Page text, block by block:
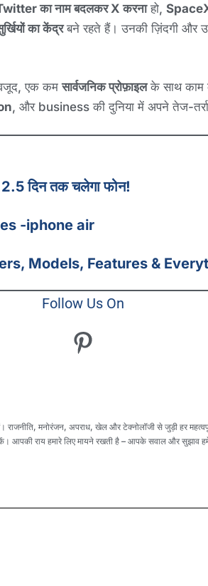
का नाम बदलकर X करनाहो,
का केंद्रबने रहते हैं। उनकी ज़िंदगी और
एक कमसार्वजनिक प्रोफ़ाइलके साथ काम
, और business की दुनिया में अपने तेज-
दिन तक चलेगा फोन!
-iphone air
Models, Features &
Follow Us On
मनोरंजन, अपराध, खेल और टेक्नोलॉजी से जुड़ी हर
आपकी राय हमारे लिए मायने रखती है – आपके सवाल और सुझाव